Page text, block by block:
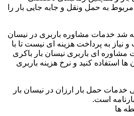
به حمل ونقل و جابه جایی بار را
شد خدمات مشاوره باربری در نیسان
و نیاز به پرداخت هزینه ای نیست تا با
مشاوره ای باربری نیسان بار باکری
استفاده کنید و نرخ هزینه باربری
خدمات حمل بار ارزان در نیسان بار
است.
ها